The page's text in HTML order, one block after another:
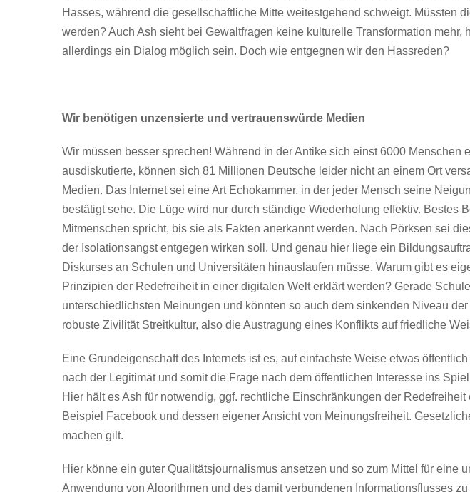
Hasses, während die gesellschaftliche Mitte weitestgehend schweigt. Müssten
werden? Auch Ash sieht bei Gewaltfragen keine kulturelle Transformation
allerdings ein Dialog möglich sein. Doch wie entgegnen wir den Hassreden?
Wir benötigen unzensierte und vertrauenswürde Medien
Wir müssen besser sprechen! Während in der Antike sich einst 6000
ausdiskutierte, können sich 81 Millionen Deutsche leider nicht an einem Ort
Medien. Das Internet sei eine Art Echokammer, in der jeder Mensch seine
bestätigt sehe. Die Lüge wird nur durch ständige Wiederholung effektiv.
Mitmenschen spricht, bis sie als Fakten anerkannt werden. Nach Pörksen sei
der Isolationsangst entgegen wirken soll. Und genau hier liege ein
Diskurses an Schulen und Universitäten hinauslaufen müsse. Warum gibt es
Prinzipien der Redefreiheit in einer digitalen Welt erklärt werden? Gerade
unterschiedlichsten Meinungen und könnten so auch dem sinkenden Niveau
robuste Zivilität Streitkultur, also die Austragung eines Konflikts auf friedliche
Eine Grundeigenschaft des Internets ist es, auf einfachste Weise etwas
nach der Legitimät und somit die Frage nach dem öffentlichen Interesse ins
Hier hält es Ash für notwendig, ggf. rechtliche Einschränkungen der
Beispiel Facebook und dessen eigener Ansicht von Meinungsfreiheit.
machen gilt.
Hier könne ein guter Qualitätsjournalismus ansetzen und so zum Mittel für eine
Anwendung von Algorithmen und des damit verbundenen Informationsflusses